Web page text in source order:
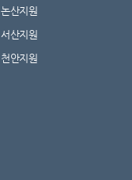
논산지원
서산지원
천안지원